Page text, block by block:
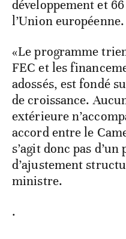
développement et
l’Union européenne.
«Le programme
FEC et les
adossés, est fondé
de croissance.
extérieure
accord entre le
s’agit donc pas
d’ajustement
ministre.
.